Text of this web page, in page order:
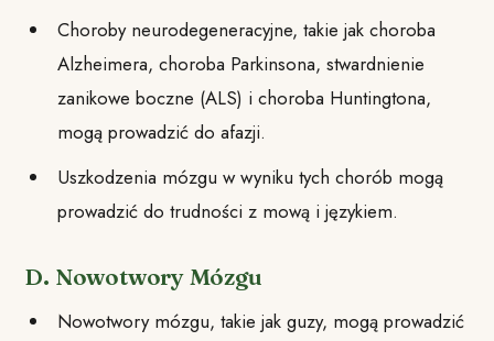
Choroby neurodegeneracyjne, takie jak choroba
Alzheimera, choroba Parkinsona, stwardnienie
zanikowe boczne (ALS) i choroba Huntingtona,
mogą prowadzić do afazji.
Uszkodzenia mózgu w wyniku tych chorób mogą
prowadzić do trudności z mową i językiem.
D. Nowotwory Mózgu
Nowotwory mózgu, takie jak guzy, mogą prowadzić